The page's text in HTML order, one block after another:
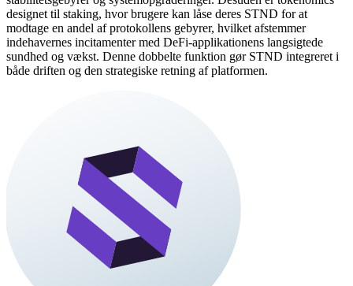
designet til staking, hvor brugere kan låse deres STND for at
modtage en andel af protokollens gebyrer, hvilket afstemmer
indehavernes incitamenter med DeFi-applikationens langsigtede
sundhed og vækst. Denne dobbelte funktion gør STND integreret i
både driften og den strategiske retning af platformen.